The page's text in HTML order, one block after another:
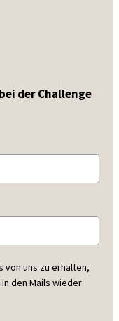
der Challenge
von uns zu erhalten,
den Mails wieder